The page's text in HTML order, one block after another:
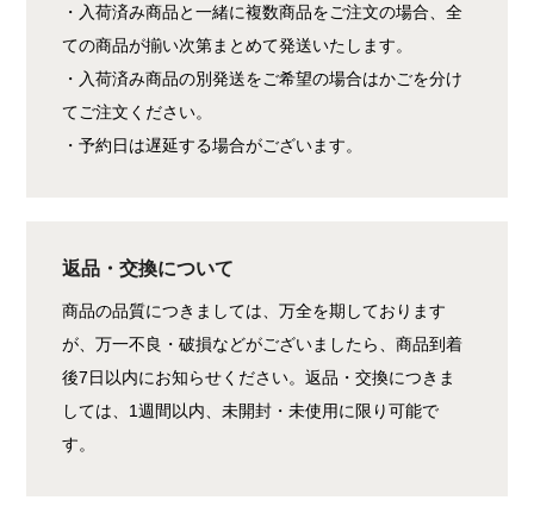
・入荷済み商品と一緒に複数商品をご注文の場合、全
ての商品が揃い次第まとめて発送いたします。
・入荷済み商品の別発送をご希望の場合はかごを分け
てご注文ください。
・予約日は遅延する場合がございます。
返品・交換について
商品の品質につきましては、万全を期しております
が、万一不良・破損などがございましたら、商品到着
後7日以内にお知らせください。返品・交換につきま
しては、1週間以内、未開封・未使用に限り可能で
す。